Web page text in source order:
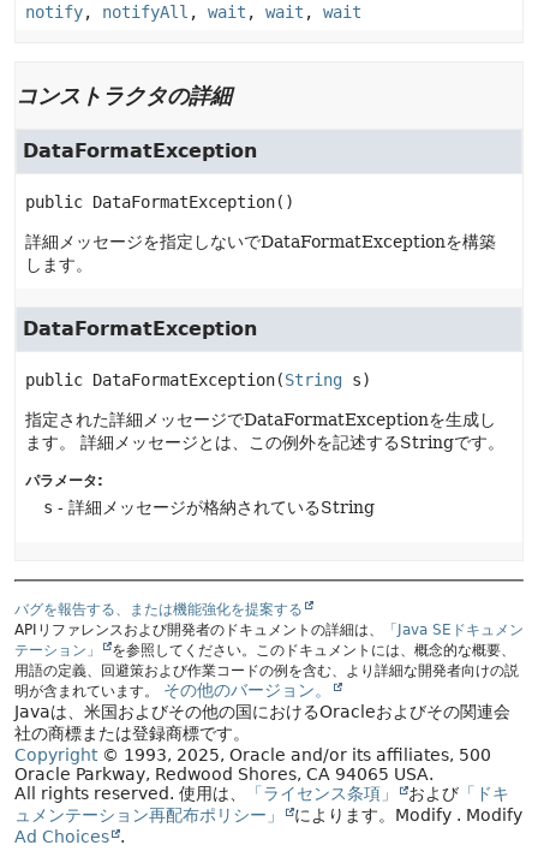
notify, notifyAll , wait , wait , wait
コンストラクタの詳細
DataFormatException
public DataFormatException()
詳細メッセージを指定しないでDataFormatExceptionを構築
します。
DataFormatException
public DataFormatException(String s)
指定された詳細メッセージでDataFormatExceptionを生成し
ます。
詳細メッセージとは、この例外を記述するStringです。
パラメータ:
s - 詳細メッセージが格納されているString
バグを報告する、または機能強化を提案する
APIリファレンスおよび開発者のドキュメントの詳細は、
「Java SEドキュメン
テーション」
を参照してください。このドキュメントには、概念的な概要、
用語の定義、回避策および作業コードの例を含む、より詳細な開発者向けの説
明が含まれています。
その他のバージョン。
Javaは、米国およびその他の国におけるOracleおよびその関連会
社の商標または登録商標です。
Copyright© 1993, 2025, Oracle and/or its affiliates, 500
Oracle Parkway, Redwood Shores, CA 94065 USA.
All rights reserved. 使用は、 「ライセンス条項」 および 「ドキ
ュメンテーション再配布ポリシー」
によります。 Modify . Modify
Ad Choices
.